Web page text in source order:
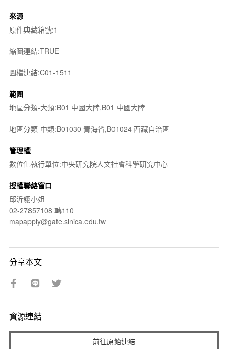
來源
原件典藏箱號:1
縮圖連結:TRUE
圖檔連結:C01-1511
範圍
地區分類-大類:B01 中國大陸,B01 中國大陸
地區分類-中類:B01030 青海省,B01024 西藏自治區
管理權
數位化執行單位:中央研究院人文社會科學研究中心
授權聯絡窗口
邱沂翎小姐
02-27857108 轉110
mapapply@gate.sinica.edu.tw
分享本文
資源連結
前往原始連結